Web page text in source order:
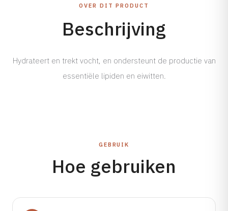
OVER DIT PRODUCT
Beschrijving
Hydrateert en trekt vocht, en ondersteunt de productie van
essentiële lipiden en eiwitten.
GEBRUIK
Hoe gebruiken